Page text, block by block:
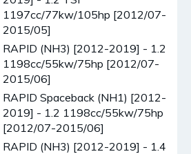
1197cc/77kw/105hp [2012/07-
2015/05]
RAPID (NH3) [2012-2019] - 1.2
1198cc/55kw/75hp [2012/07-
2015/06]
RAPID Spaceback (NH1) [2012-
2019] - 1.2 1198cc/55kw/75hp
[2012/07-2015/06]
RAPID (NH3) [2012-2019] - 1.4